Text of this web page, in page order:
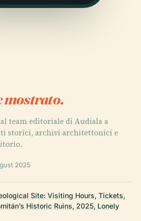
mostrato.
team editoriale di Audiala a
storici, archivi architettonici e
2025
Site: Visiting Hours, Tickets,
Historic Ruins, 2025, Lonely